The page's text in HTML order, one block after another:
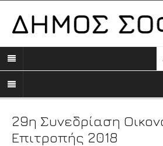
29η Συνεδρίαση
Επιτροπής 2018